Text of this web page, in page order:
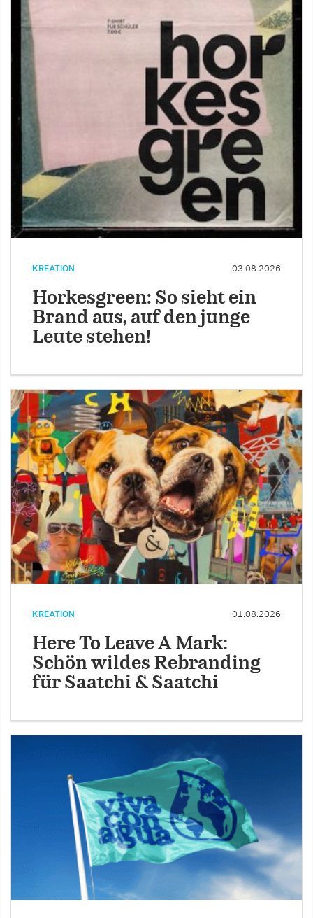
KREATION 03.08.2026
Horkesgreen: So sieht ein
Brand aus, auf den junge
Leute stehen!
KREATION 01.08.2026
Here To Leave A Mark:
Schön wildes Rebranding
für Saatchi & Saatchi